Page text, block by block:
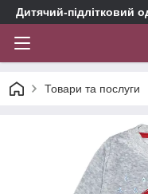
Дитячий-підлітковий
Товари та послуги